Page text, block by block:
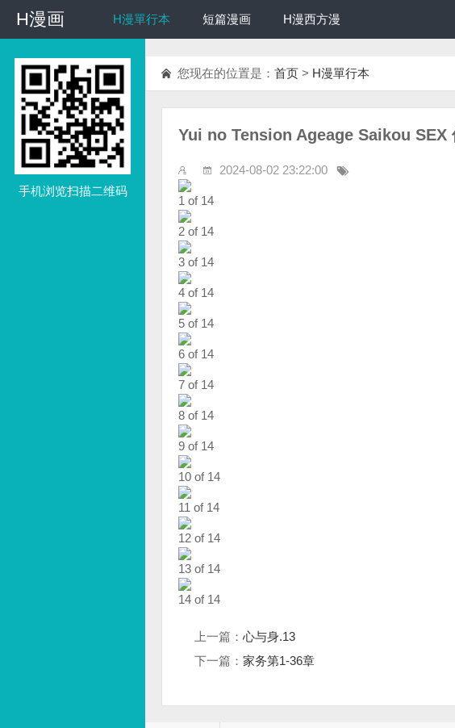
H漫画
H漫画 H漫單行本 短篇漫画 H漫西方漫
手机浏览扫描二维码
您现在的位置是： 首页 > H漫單行本
Yui no Tension Ageage Saikou SEX
2024-08-02 23:22:00
1 of 14
2 of 14
3 of 14
4 of 14
5 of 14
6 of 14
7 of 14
8 of 14
9 of 14
10 of 14
11 of 14
12 of 14
13 of 14
14 of 14
上一篇： 心与身.13
下一篇： 家务第1-36章